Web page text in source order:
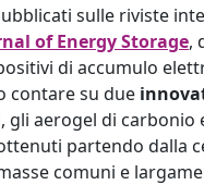
sulle riviste
of Energy Storage,
di accumulo
contare su due
, gli aerogel di carbonio
partendo dalla
comuni e